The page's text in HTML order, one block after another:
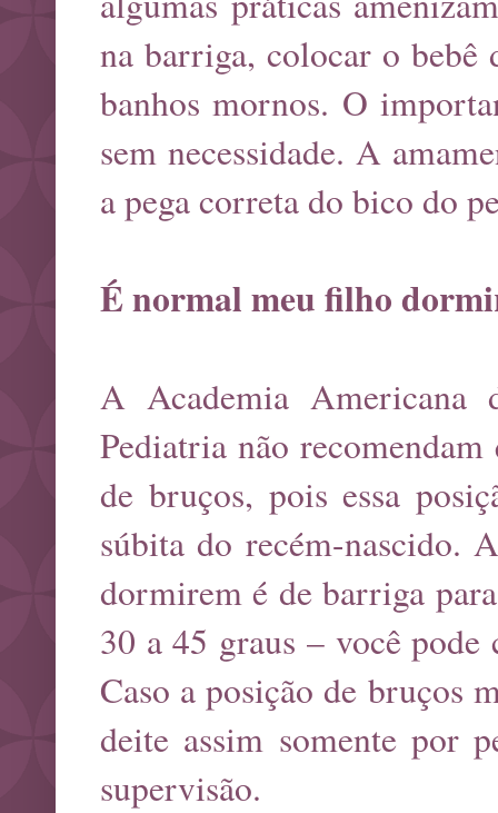
na barriga, colocar o bebê
banhos mornos. O
sem necessidade. A
a pega correta do bico do
É normal meu filho
A Academia Americana
Pediatria não
de bruços, pois essa
súbita do recém-nascido.
dormirem é de barriga
30 a 45 graus – você
Caso a posição de bruços
deite assim somente por
supervisão.